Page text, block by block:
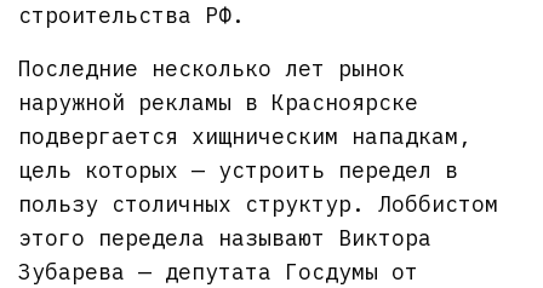
строительства РФ.
Последние несколько лет рынок
наружной рекламы в Красноярске
подвергается хищническим нападкам,
цель которых — устроить передел в
пользу столичных структур. Лоббистом
этого передела называют Виктора
Зубарева — депутата Госдумы от